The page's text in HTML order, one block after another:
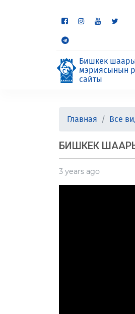
Бишкек
мэриясынын
сайты
Главная Все
БИШКЕК
3 years ago